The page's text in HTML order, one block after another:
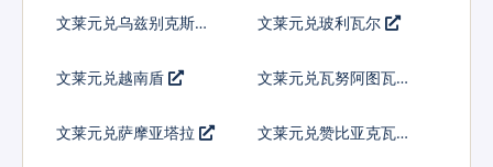
文莱元兑乌兹别克斯坦
文莱元兑玻利瓦尔
文莱元兑越南盾 文莱元兑瓦努阿图瓦图
文莱元兑萨摩亚塔拉 文莱元兑赞比亚克瓦查